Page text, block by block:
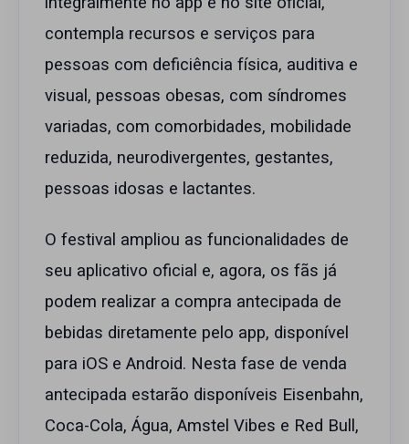
contempla recursos e serviços para
pessoas com deficiência física, auditiva e
visual, pessoas obesas, com síndromes
variadas, com comorbidades, mobilidade
reduzida, neurodivergentes, gestantes,
pessoas idosas e lactantes.
O festival ampliou as funcionalidades de
seu aplicativo oficial e, agora, os fãs já
podem realizar a compra antecipada de
bebidas diretamente pelo app, disponível
para iOS e Android. Nesta fase de venda
antecipada estarão disponíveis Eisenbahn,
Coca-Cola, Água, Amstel Vibes e Red Bull,